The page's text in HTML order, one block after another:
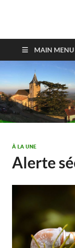
MAIN MENU
À LA UNE
Alerte